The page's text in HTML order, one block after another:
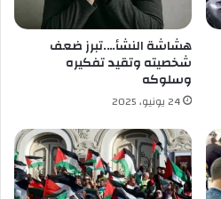
هشاشة النشأ….تبرز ضعف
شخصيته وتقيد تفكيره
وسلوكه
24 يونيو، 2025